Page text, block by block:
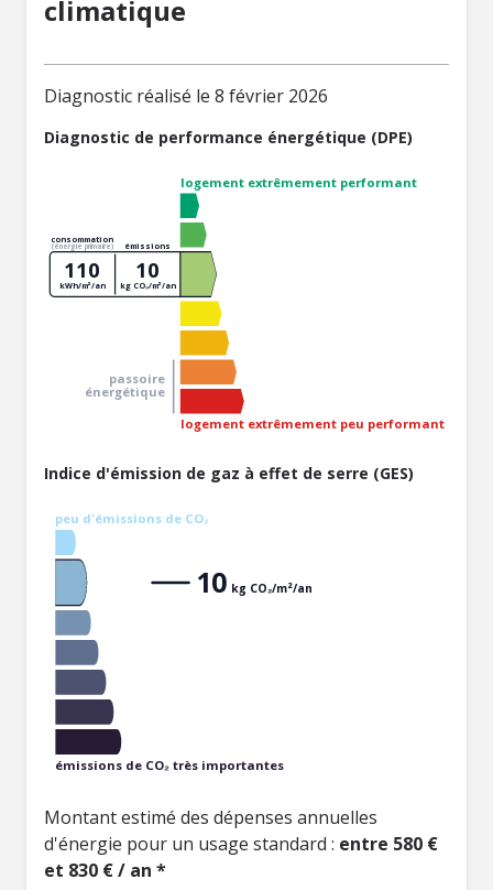
climatique
Diagnostic réalisé le 8 février 2026
Diagnostic de performance énergétique (DPE)
logement extrêmement performant
logement extrêmement peu performant
passoire
énergétique
consommation
(énergie primaire) émissions
110
kWh/m²/an
10
kg CO₂/m²/an
Indice d'émission de gaz à effet de serre (GES)
peu d'émissions de CO₂
émissions de CO₂ très importantes
10 kg CO₂/m²/an
Montant estimé des dépenses annuelles
d'énergie pour un usage standard : entre 580 €
et 830 € / an *